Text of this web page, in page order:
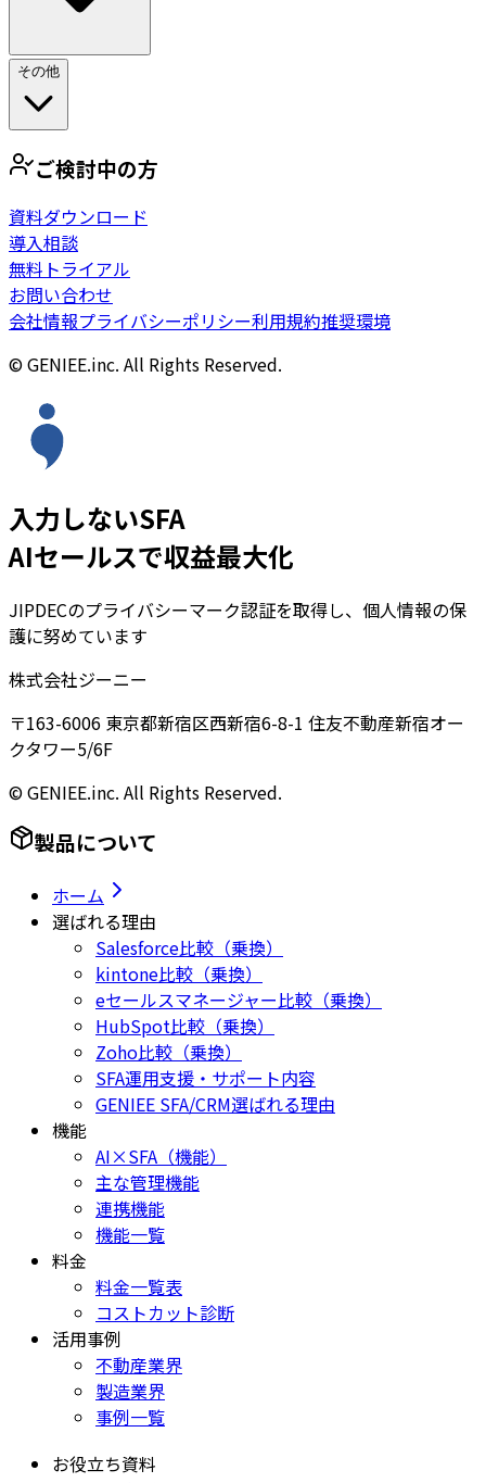
その他
ご検討中の方
資料ダウンロード
導入相談
無料トライアル
お問い合わせ
会社情報プライバシーポリシー利用規約推奨環境
© GENIEE.inc. All Rights Reserved.
入力しないSFA
AIセールスで収益最大化
JIPDECのプライバシーマーク認証を取得し、個人情報の保
護に努めています
株式会社ジーニー
〒163-6006 東京都新宿区西新宿6-8-1 住友不動産新宿オー
クタワー5/6F
© GENIEE.inc. All Rights Reserved.
製品について
ホーム
選ばれる理由
Salesforce比較（乗換）
kintone比較（乗換）
eセールスマネージャー比較（乗換）
HubSpot比較（乗換）
Zoho比較（乗換）
SFA運用支援・サポート内容
GENIEE SFA/CRM選ばれる理由
機能
AI×SFA（機能）
主な管理機能
連携機能
機能一覧
料金
料金一覧表
コストカット診断
活用事例
不動産業界
製造業界
事例一覧
お役立ち資料